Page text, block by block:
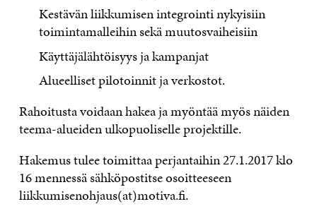
Kestävän liikkumisen integrointi nykyisiin
toimintamalleihin sekä muutosvaiheisiin
Käyttäjälähtöisyys ja kampanjat
Alueelliset pilotoinnit ja verkostot.
Rahoitusta voidaan hakea ja myöntää myös näiden
teema-alueiden ulkopuoliselle projektille.
Hakemus tulee toimittaa perjantaihin 27.1.2017 klo
16 mennessä sähköpostitse osoitteeseen
liikkumisenohjaus(at)motiva.fi.